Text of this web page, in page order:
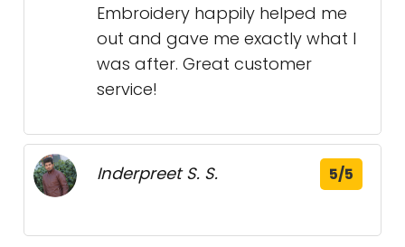
Embroidery happily helped me
out and gave me exactly what I
was after. Great customer
service!
Inderpreet S. S. 5/5